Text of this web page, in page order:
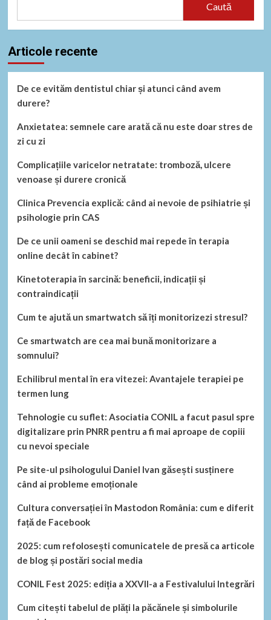
Caută
Articole recente
De ce evităm dentistul chiar și atunci când avem
durere?
Anxietatea: semnele care arată că nu este doar stres de
zi cu zi
Complicațiile varicelor netratate: tromboză, ulcere
venoase și durere cronică
Clinica Prevencia explică: când ai nevoie de psihiatrie și
psihologie prin CAS
De ce unii oameni se deschid mai repede în terapia
online decât în cabinet?
Kinetoterapia în sarcină: beneficii, indicații și
contraindicații
Cum te ajută un smartwatch să îți monitorizezi stresul?
Ce smartwatch are cea mai bună monitorizare a
somnului?
Echilibrul mental în era vitezei: Avantajele terapiei pe
termen lung
Tehnologie cu suflet: Asociatia CONIL a facut pasul spre
digitalizare prin PNRR pentru a fi mai aproape de copiii
cu nevoi speciale
Pe site-ul psihologului Daniel Ivan găsești susținere
când ai probleme emoționale
Cultura conversației în Mastodon România: cum e diferit
față de Facebook
2025: cum refolosești comunicatele de presă ca articole
de blog și postări social media
CONIL Fest 2025: ediția a XXVII-a a Festivalului Integrări
Cum citești tabelul de plăți la păcănele și simbolurile